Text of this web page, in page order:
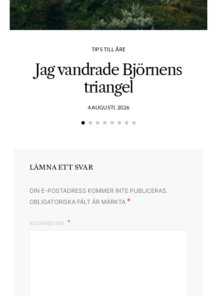
TIPS TILL ÅRE
Jag vandrade Björnens
triangel
4 AUGUSTI, 2026
LÄMNA ETT SVAR
DIN E-POSTADRESS KOMMER INTE PUBLICERAS.
OBLIGATORISKA FÄLT ÄR MÄRKTA *
KOMMENTAR